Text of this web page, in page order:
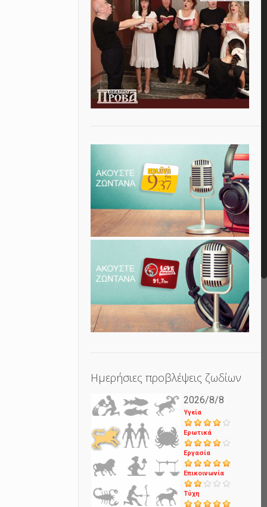
Ημερήσιες προβλέψεις ζωδίων
2026/8/8
Υγεία
Ερωτικά
Εργασία
Επικοινωνία
Τύχη